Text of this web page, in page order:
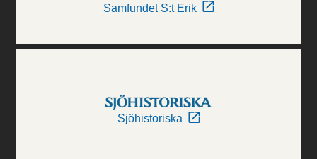
Samfundet S:t Erik
Sjöhistoriska